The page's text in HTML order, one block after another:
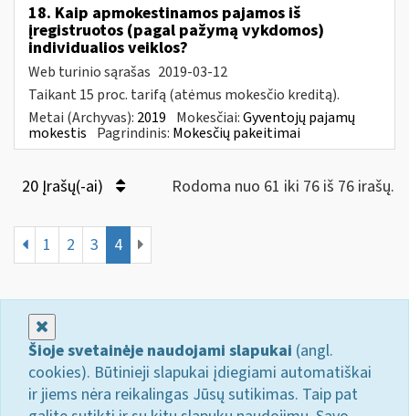
18. Kaip apmokestinamos pajamos iš
įregistruotos (pagal pažymą vykdomos)
individualios veiklos?
Web turinio sąrašas 2019-03-12
Taikant 15 proc. tarifą (atėmus mokesčio kreditą).
Metai (Archyvas): 2019 Mokesčiai:Gyventojų pajamų
mokestis Pagrindinis: Mokesčių pakeitimai
20 Įrašų(-ai) Rodoma nuo 61 iki 76 iš 76 irašų.
1 2 3 4
Šioje svetainėje naudojami slapukai (angl.
cookies). Būtinieji slapukai įdiegiami automatiškai
ir jiems nėra reikalingas Jūsų sutikimas. Taip pat